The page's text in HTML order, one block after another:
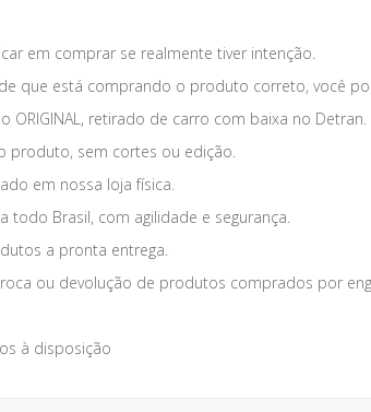
em comprar se realmente tiver intenção.
que está comprando o produto correto, você
ORIGINAL, retirado de carro com baixa no Detran.
produto, sem cortes ou edição.
em nossa loja física.
todo Brasil, com agilidade e segurança.
a pronta entrega.
ou devolução de produtos comprados por
à disposição